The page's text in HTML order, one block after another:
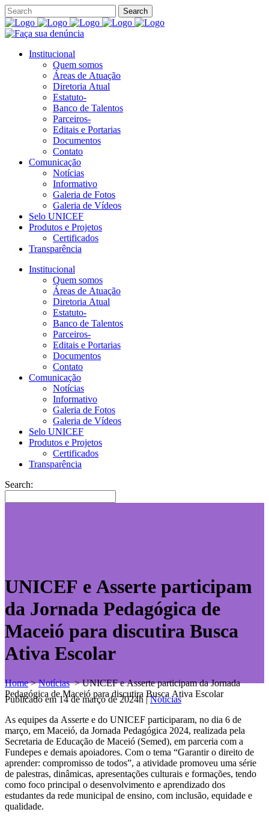
Institucional
Quem somos
Áreas de Atuação
Diretoria Atual
Estatuto-
Banco de Talentos
Parceiros-
Editais e Portarias
Documentos
Contato
Comunicação
Notícias
Informativo
Galeria de Fotos
Galeria de Vídeos
Selo UNICEF
Produtos e Projetos
Certificados
Transparência
Institucional
Quem somos
Áreas de Atuação
Diretoria Atual
Estatuto-
Banco de Talentos
Parceiros-
Editais e Portarias
Documentos
Contato
Comunicação
Notícias
Informativo
Galeria de Fotos
Galeria de Vídeos
Selo UNICEF
Produtos e Projetos
Certificados
Transparência
Search:
UNICEF e Asserte participam
da Jornada Pedagógica de
Maceió para discutira Busca
Ativa Escolar
Home>Notícias >UNICEF e Asserte participam da Jornada
Pedagógica de Maceió para discutira Busca Ativa Escolar
Publicado em 14 de março de 2024h |Notícias
As equipes da Asserte e do UNICEF participaram, no dia 6 de
março, em Maceió, da Jornada Pedagógica 2024, realizada pela
Secretaria de Educação de Maceió (Semed), em parceria com a
Fundepes e demais apoiadores. Com o tema “Garantir o direito de
aprender: compromisso de todos”, a atividade promoveu uma série
de palestras, dinâmicas, apresentações culturais e formações, tendo
como foco principal o desenvolvimento e aprendizado dos
estudantes da rede municipal de ensino, com inclusão, equidade e
qualidade.